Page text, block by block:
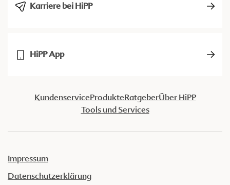
Karriere bei HiPP
HiPP App
KundenserviceProdukteRatgeberÜber HiPP
Tools und Services
Impressum
Datenschutzerklärung